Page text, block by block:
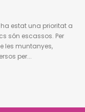
ha estat una prioritat a
són escassos. Per
les muntanyes,
per...